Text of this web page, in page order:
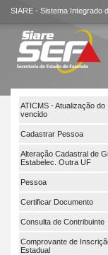
SIARE - Sistema Integrado
ATICMS - Atualização do
vencido
Cadastrar Pessoa
Alteração Cadastral de
Estabelec. Outra UF
Pessoa
Certificar Documento
Consulta de Contribuinte
Comprovante de
Estadual